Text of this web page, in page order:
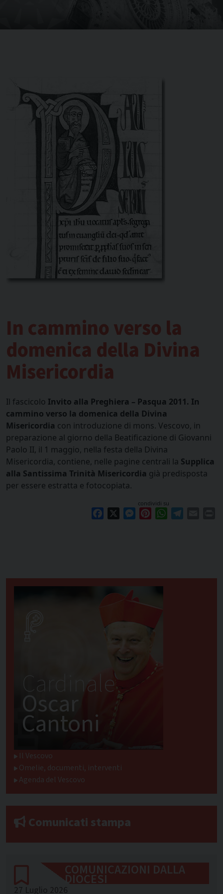
In cammino verso la
domenica della Divina
Misericordia
Il fascicolo Invito alla Preghiera – Pasqua 2011. In
cammino verso la domenica della Divina
Misericordia con introduzione di mons. Vescovo, in
preparazione al giorno della Beatificazione di Giovanni
Paolo II, il 1 maggio, nella festa della Divina
Misericordia, contiene, nelle pagine centrali la Supplica
alla Santissima Trinità Misericordia già predisposta
per essere estratta e fotocopiata.
condividi su
Facebook Messenger
PinterestWhatsApp
Cardinale
Oscar
Cantoni
Il Vescovo
Omelie, documenti, interventi
Agenda del Vescovo
Comunicati stampa
COMUNICAZIONI DALLA
DIOCESI
27 Luglio 2026